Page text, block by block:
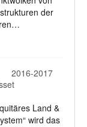
der
2016-2017
Land &
wird das